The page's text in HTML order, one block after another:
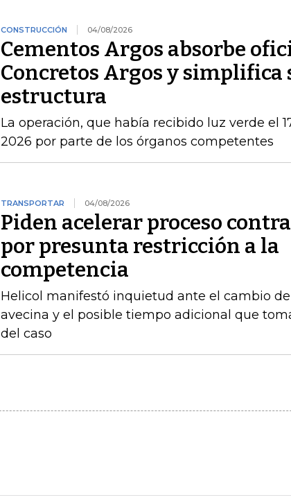
CONSTRUCCIÓN 04/08/2026
Cementos Argos absorbe
Concretos Argos y simplifica
estructura
La operación, que había recibido luz verde el
2026 por parte de los órganos competentes
TRANSPORTAR 04/08/2026
Piden acelerar proceso
por presunta restricción a la
competencia
Helicol manifestó inquietud ante el cambio
avecina y el posible tiempo adicional que
del caso